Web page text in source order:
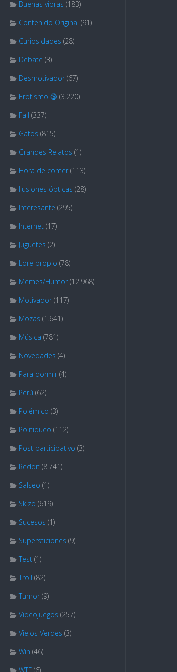
Buenas vibras (183)
Contenido Original (91)
Curiosidades (28)
Debate (3)
Desmotivador (67)
Erotismo 🔞 (3.220)
Fail (337)
Gatos (815)
Grandes Relatos (1)
Hora de comer (113)
Ilusiones ópticas (28)
Interesante (295)
Internet (17)
Juguetes (2)
Lore propio (78)
Memes/Humor (12.968)
Motivador (117)
Mozas (1.641)
Música (781)
Novedades (4)
Para dormir (4)
Perú (62)
Polémico (3)
Politiqueo (112)
Post participativo (3)
Reddit (8.741)
Salseo (1)
Skizo (619)
Sucesos (1)
Supersticiones (9)
Test (1)
Troll (82)
Tumor (9)
Videojuegos (257)
Viejos Verdes (3)
Win (46)